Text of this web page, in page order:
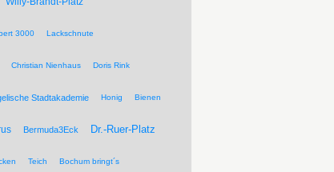
3000 Lackschnute
Christian Nienhaus Doris Rink
Stadtakademie Honig Bienen
Bermuda3Eck Dr.-Ruer-Platz
Teich Bochum bringt´s